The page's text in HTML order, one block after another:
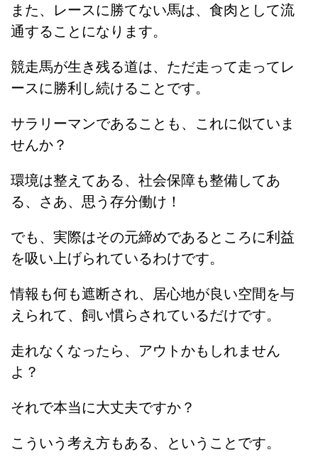
また、レースに勝てない馬は、食肉として流
通することになります。
競走馬が生き残る道は、ただ走って走ってレ
ースに勝利し続けることです。
サラリーマンであることも、これに似ていま
せんか？
環境は整えてある、社会保障も整備してあ
る、さあ、思う存分働け！
でも、実際はその元締めであるところに利益
を吸い上げられているわけです。
情報も何も遮断され、居心地が良い空間を与
えられて、飼い慣らされているだけです。
走れなくなったら、アウトかもしれません
よ？
それで本当に大丈夫ですか？
こういう考え方もある、ということです。